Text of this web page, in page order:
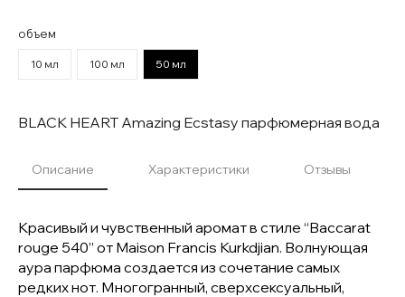
объем
10 мл 100 мл 50 мл
BLACK HEART Amazing Ecstasy парфюмерная вода
Описание Характеристики Отзывы
Красивый и чувственный аромат в стиле “Baccarat
rouge 540” от Maison Francis Kurkdjian. Волнующая
аура парфюма создается из сочетание самых
редких нот. Многогранный, сверхсексуальный,